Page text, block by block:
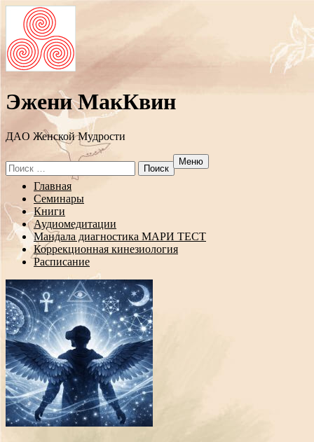
Эжени МакКвин
ДAO Женской Мудрости
Search
for:
Меню
Перейти
содержанию
Главная
Семинары
Книги
Аудиомедитации
Мандала диагностика МАРИ ТЕСТ
Коррекционная кинезиология
Расписание